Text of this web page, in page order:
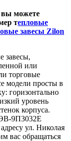
вы можете
тепловые
завесы Zilon
завесы,
или
торговые
модели просты в
горизонтально
уровень
корпуса.
9П3032Е
ул. Николая
вас обращаться